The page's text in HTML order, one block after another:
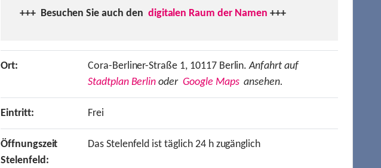
+++ Besuchen Sie auch den digitalen Raum der Namen +++
Ort: Cora-Berliner-Straße 1, 10117 Berlin.Anfahrt auf
Stadtplan Berlin oder Google Mapsansehen.
Eintritt: Frei
Öffnungszeit
Stelenfeld:
Das Stelenfeld ist täglich 24 h zugänglich